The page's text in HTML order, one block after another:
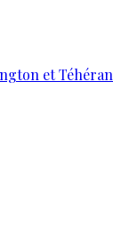
et Téhéran